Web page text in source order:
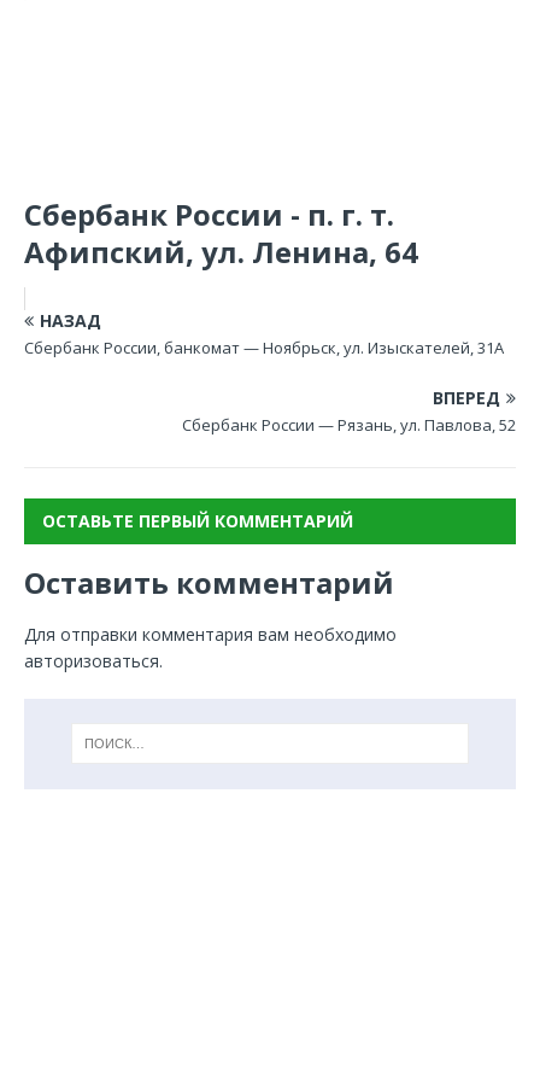
Сбербанк России - п. г. т.
Афипский, ул. Ленина, 64
НАЗАД
Сбербанк России, банкомат — Ноябрьск, ул. Изыскателей, 31А
ВПЕРЕД
Сбербанк России — Рязань, ул. Павлова, 52
ОСТАВЬТЕ ПЕРВЫЙ КОММЕНТАРИЙ
Оставить комментарий
Для отправки комментария вам необходимо
авторизоваться.